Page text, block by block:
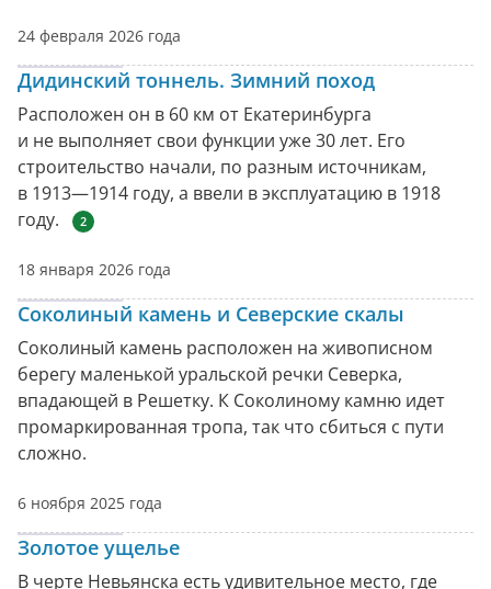
24 февраля 2026 года
Дидинский тоннель. Зимний поход
Расположен он в 60 км от Екатеринбурга
и не выполняет свои функции уже 30 лет. Его
строительство начали, по разным источникам,
в 1913—1914 году, а ввели в эксплуатацию в 1918
году.
2
18 января 2026 года
Соколиный камень и Северские скалы
Соколиный камень расположен на живописном
берегу маленькой уральской речки Северка,
впадающей в Решетку. К Соколиному камню идет
промаркированная тропа, так что сбиться с пути
сложно.
6 ноября 2025 года
Золотое ущелье
В черте Невьянска есть удивительное место, где